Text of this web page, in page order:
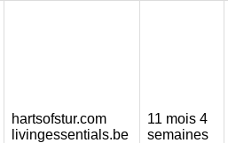
hartsofstur.com
livingessentials.be
11 mois 4
semaines